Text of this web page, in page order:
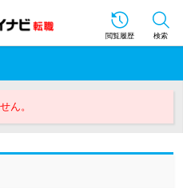
閲覧履歴 検索
ん。